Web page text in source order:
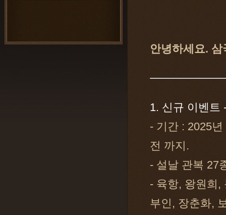
안녕하세요. 삼
1. 신규 이벤트
- 기간 : 2025
전 까지.
- 설날 관복 27
- 육항, 왕원희,
부인, 장춘화,